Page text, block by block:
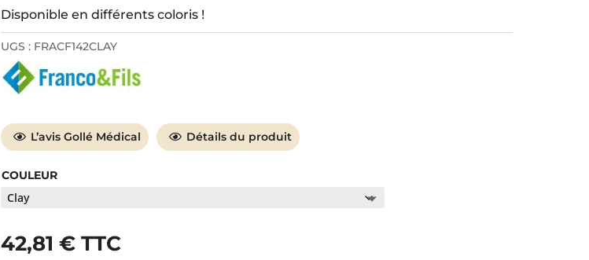
Livraison express
Disponible en différents coloris !
UGS : FRACF142CLAY
L’avis Gollé Médical Détails du produit
COULEUR
42,81 € TTC